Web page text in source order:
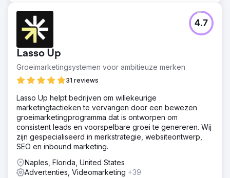
Lasso Up
Groeimarketingsystemen voor ambitieuze merken
31 reviews
4.7
Lasso Up helpt bedrijven om willekeurige
marketingtactieken te vervangen door een bewezen
groeimarketingprogramma dat is ontworpen om
consistent leads en voorspelbare groei te genereren. Wij
zijn gespecialiseerd in merkstrategie, websiteontwerp,
SEO en inbound marketing.
Naples, Florida, United States
Advertenties, Videomarketing +39